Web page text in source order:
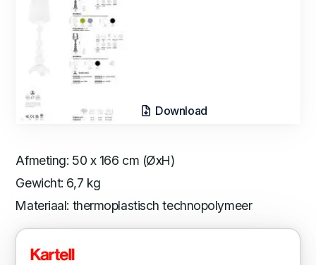
Download
Afmeting: 50 x 166 cm (ØxH)
Gewicht: 6,7 kg
Materiaal: thermoplastisch technopolymeer